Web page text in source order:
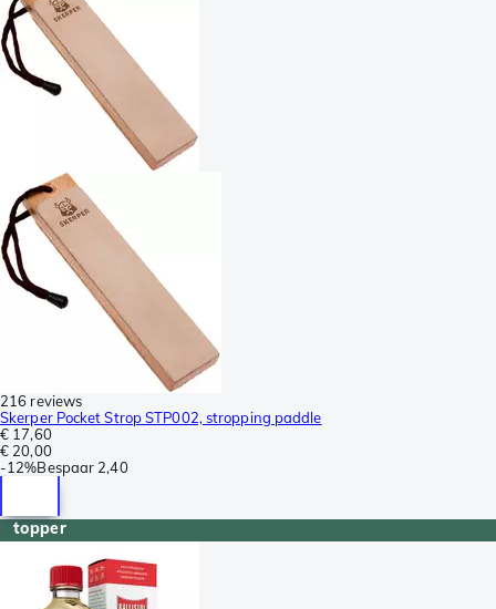
216 reviews
Skerper Pocket Strop STP002, stropping paddle
€ 17,60
€ 20,00
-12%Bespaar 2,40
topper